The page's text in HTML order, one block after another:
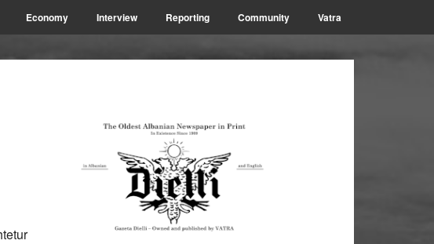
Economy Interview Reporting Community Vatra